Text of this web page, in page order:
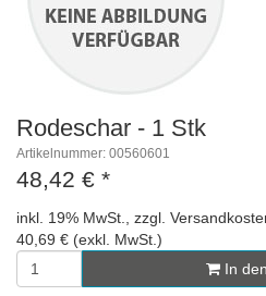
Rodeschar - 1 Stk
Artikelnummer: 00560601
48,42 € *
inkl. 19% MwSt., zzgl.
40,69 € (exkl. MwSt.)
In